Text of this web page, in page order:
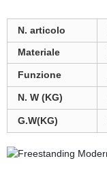
N. articolo
Materiale
Funzione
N. W (KG)
G.W(KG)